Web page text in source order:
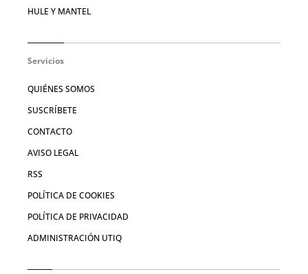
HULE Y MANTEL
Servicios
QUIÉNES SOMOS
SUSCRÍBETE
CONTACTO
AVISO LEGAL
RSS
POLÍTICA DE COOKIES
POLÍTICA DE PRIVACIDAD
ADMINISTRACIÓN UTIQ